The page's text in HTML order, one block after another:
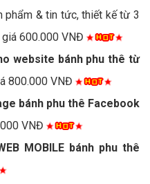
& tin tức, thiết kế từ 3
600.000 VNĐ
website bánh phu thê từ
800.000 VNĐ
bánh phu thê Facebook
VNĐ
MOBILE bánh phu thê